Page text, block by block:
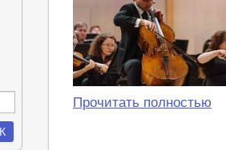
Прочитать полностью